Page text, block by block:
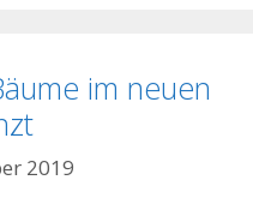
im neuen
2019